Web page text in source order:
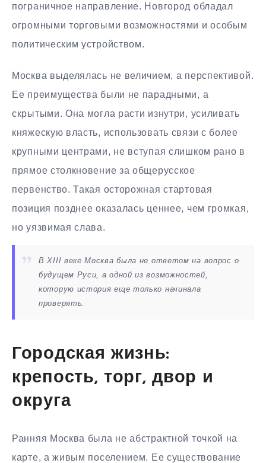
пограничное направление. Новгород обладал
огромными торговыми возможностями и особым
политическим устройством.
Москва выделялась не величием, а перспективой.
Ее преимущества были не парадными, а
скрытыми. Она могла расти изнутри, усиливать
княжескую власть, использовать связи с более
крупными центрами, не вступая слишком рано в
прямое столкновение за общерусское
первенство. Такая осторожная стартовая
позиция позднее оказалась ценнее, чем громкая,
но уязвимая слава.
В XIII веке Москва была не ответом на вопрос о
будущем Руси, а одной из возможностей,
которую история еще только начинала
проверять.
Городская жизнь:
крепость, торг, двор и
округа
Ранняя Москва была не абстрактной точкой на
карте, а живым поселением. Ее существование